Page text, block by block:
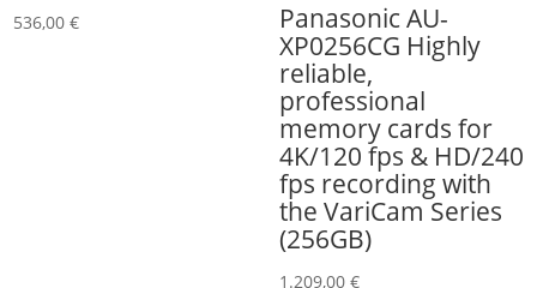
536,00€
Panasonic AU-
XP0256CG Highly
reliable,
professional
memory cards for
4K/120 fps & HD/240
fps recording with
the VariCam Series
(256GB)
1.209,00 €